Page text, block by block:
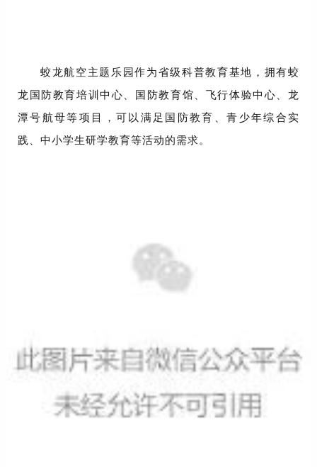
蛟龙航空主题乐园作为省级科普教育基地，拥有蛟
龙国防教育培训中心、国防教育馆、飞行体验中心、龙
潭号航母等项目，可以满足国防教育、青少年综合实
践、中小学生研学教育等活动的需求。